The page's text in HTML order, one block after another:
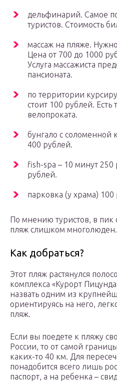
дельфинарий. Самое
туристов. Стоимость
массаж на пляже.
Цена от 700 до 1000
Услуга массажиста
пансионата.
по территории
стоит 100 рублей. Есть
велопроката.
бунгало с
400 рублей.
fish-spa – 10 минут
рублей.
парковка (у храма) 100
По мнению туристов, в пик
пляж слишком многолюден.
Как добраться?
Этот пляж растянулся
комплекса «Курорт
назвать одним из
ориентируясь на него,
пляж.
Если вы поедете к пляжу
России, то от самой
каких-то 40 км. Для
понадобится всего лишь
паспорт, а на ребенка –